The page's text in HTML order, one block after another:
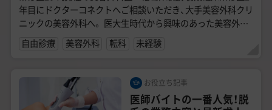
年目にドクターコネクトへご相談いただき、大手美容外科クリ
ニックの美容外科へ。 医大生時代から興味のあった美容外科
への転職を成功させた20代...
自由診療 美容外科 転科 未経験
お役立ち記事
医師バイトの一番人気！脱